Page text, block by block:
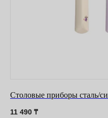
Столовые приборы сталь/
11 490 ₸